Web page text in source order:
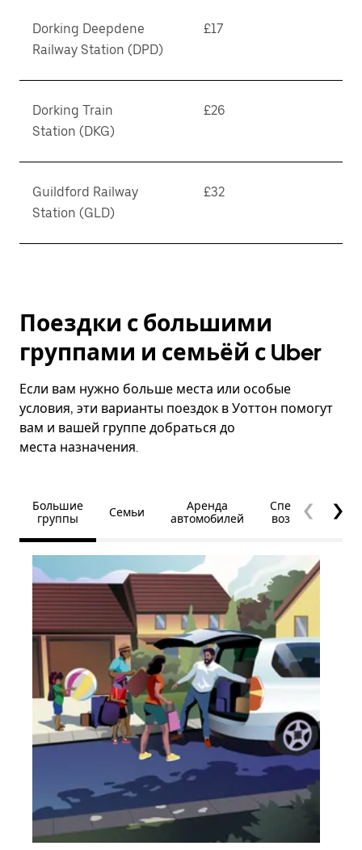
Dorking Deepdene
Railway Station (DPD)
£17
Dorking Train
Station (DKG)
£26
Guildford Railway
Station (GLD)
£32
Поездки с большими
группами и семьёй с Uber
Если вам нужно больше места или особые
условия, эти варианты поездок в Уоттон помогут
вам и вашей группе добраться до
места назначения.
Большие
группы
Семьи
Аренда
автомобилей
Специальные
возможности